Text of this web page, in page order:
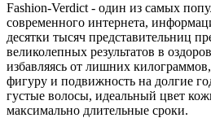
Fashion-Verdict - один из самых
современного интернета,
десятки тысяч представительниц
великолепных результатов в
избавляясь от лишних
фигуру и подвижность на долгие
густые волосы, идеальный цвет
максимально длительные сроки.